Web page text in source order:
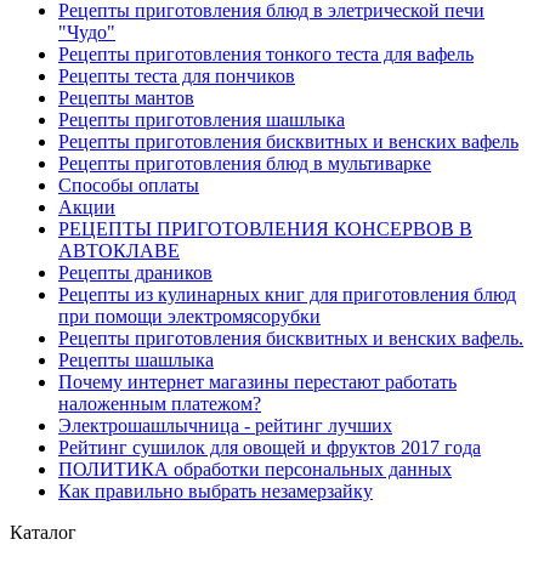
Рецепты приготовления блюд в элетрической печи
"Чудо"
Рецепты приготовления тонкого теста для вафель
Рецепты теста для пончиков
Рецепты мантов
Рецепты приготовления шашлыка
Рецепты приготовления бисквитных и венских вафель
Рецепты приготовления блюд в мультиварке
Способы оплаты
Акции
РЕЦЕПТЫ ПРИГОТОВЛЕНИЯ КОНСЕРВОВ В
АВТОКЛАВЕ
Рецепты драников
Рецепты из кулинарных книг для приготовления блюд
при помощи электромясорубки
Рецепты приготовления бисквитных и венских вафель.
Рецепты шашлыка
Почему интернет магазины перестают работать
наложенным платежом?
Электрошашлычница - рейтинг лучших
Рейтинг сушилок для овощей и фруктов 2017 года
ПОЛИТИКА обработки персональных данных
Как правильно выбрать незамерзайку
Каталог